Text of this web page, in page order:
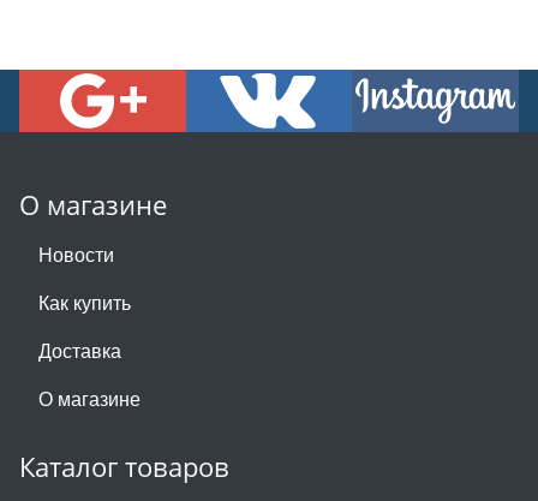
О магазине
Новости
Как купить
Доставка
О магазине
Каталог товаров